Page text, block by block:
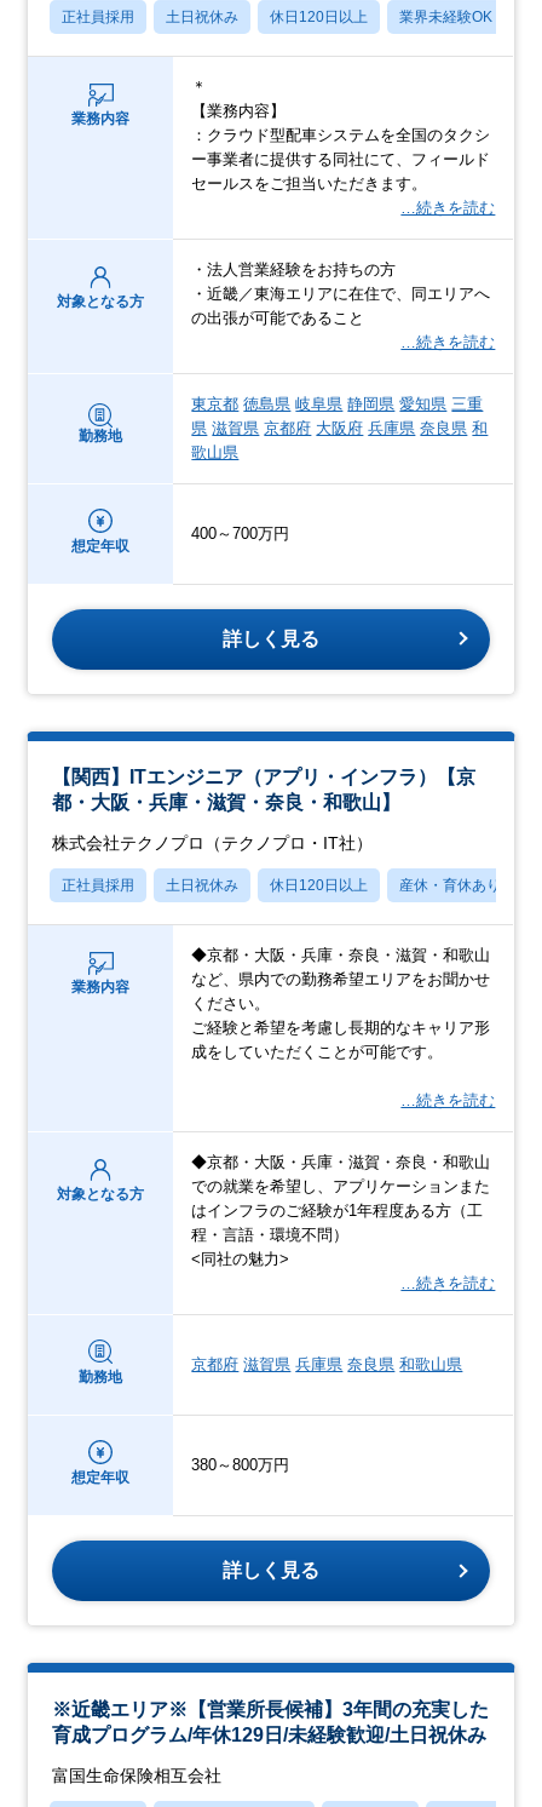
正社員採用 土日祝休み 休日120日以上 業界未経験OK
業務内容
＊
【業務内容】
：クラウド型配車システムを全国のタクシ
ー事業者に提供する同社にて、フィールド
セールスをご担当いただきます。
…続きを読む
対象となる方
・法人営業経験をお持ちの方
・近畿／東海エリアに在住で、同エリアへ
の出張が可能であること
…続きを読む
勤務地
東京都 徳島県 岐阜県 静岡県 愛知県 三重
県 滋賀県 京都府 大阪府 兵庫県 奈良県 和
歌山県
想定年収
400～700万円
詳しく見る
【関西】ITエンジニア（アプリ・インフラ）【京
都・大阪・兵庫・滋賀・奈良・和歌山】
株式会社テクノプロ（テクノプロ・IT社）
正社員採用 土日祝休み 休日120日以上 産休・育休あり
業務内容
◆京都・大阪・兵庫・奈良・滋賀・和歌山
など、県内での勤務希望エリアをお聞かせ
ください。
ご経験と希望を考慮し長期的なキャリア形
成をしていただくことが可能です。
…続きを読む
対象となる方
◆京都・大阪・兵庫・滋賀・奈良・和歌山
での就業を希望し、アプリケーションまた
はインフラのご経験が1年程度ある方（工
程・言語・環境不問）
<同社の魅力>
…続きを読む
勤務地
京都府 滋賀県 兵庫県 奈良県 和歌山県
想定年収
380～800万円
詳しく見る
※近畿エリア※【営業所長候補】3年間の充実した
育成プログラム/年休129日/未経験歓迎/土日祝休み
富国生命保険相互会社